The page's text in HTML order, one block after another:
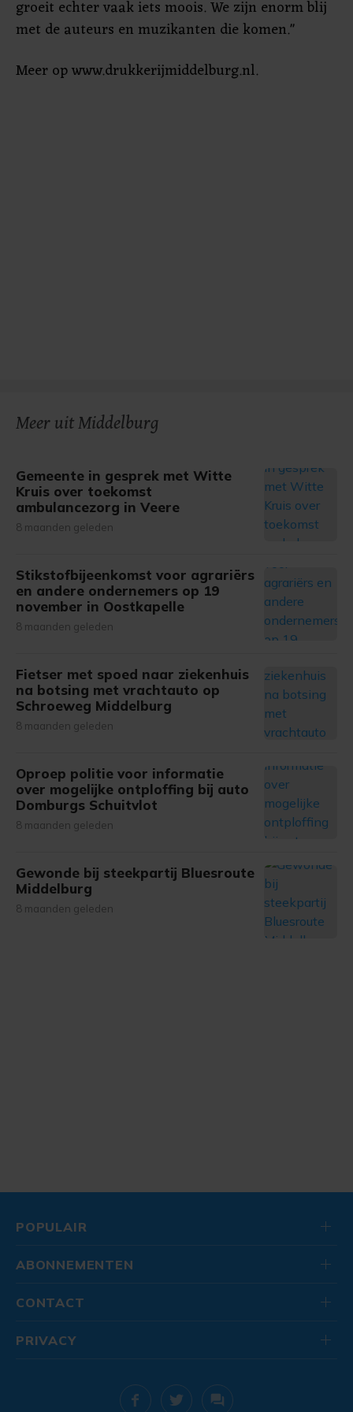
groeit echter vaak iets moois. We zijn enorm blij
met de auteurs en muzikanten die komen."
Meer op www.drukkerijmiddelburg.nl.
Meer uit Middelburg
Gemeente in gesprek met Witte
Kruis over toekomst
ambulancezorg in Veere
8 maanden geleden
Stikstofbijeenkomst voor agrariërs
en andere ondernemers op 19
november in Oostkapelle
8 maanden geleden
Fietser met spoed naar ziekenhuis
na botsing met vrachtauto op
Schroeweg Middelburg
8 maanden geleden
Oproep politie voor informatie
over mogelijke ontploffing bij auto
Domburgs Schuitvlot
8 maanden geleden
Gewonde bij steekpartij Bluesroute
Middelburg
8 maanden geleden
POPULAIR
ABONNEMENTEN
CONTACT
PRIVACY